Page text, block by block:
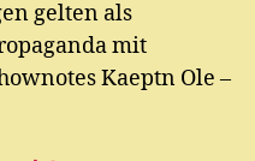
gelten als
mit
Kaeptn Ole –